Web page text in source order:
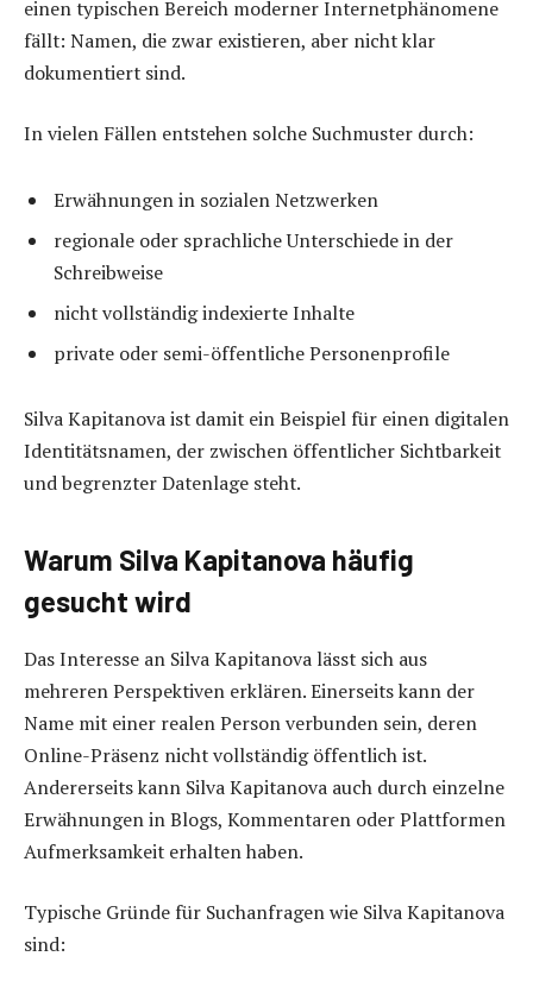
einen typischen Bereich moderner Internetphänomene
fällt: Namen, die zwar existieren, aber nicht klar
dokumentiert sind.
In vielen Fällen entstehen solche Suchmuster durch:
Erwähnungen in sozialen Netzwerken
regionale oder sprachliche Unterschiede in der
Schreibweise
nicht vollständig indexierte Inhalte
private oder semi-öffentliche Personenprofile
Silva Kapitanova ist damit ein Beispiel für einen digitalen
Identitätsnamen, der zwischen öffentlicher Sichtbarkeit
und begrenzter Datenlage steht.
Warum Silva Kapitanova häufig
gesucht wird
Das Interesse an Silva Kapitanova lässt sich aus
mehreren Perspektiven erklären. Einerseits kann der
Name mit einer realen Person verbunden sein, deren
Online-Präsenz nicht vollständig öffentlich ist.
Andererseits kann Silva Kapitanova auch durch einzelne
Erwähnungen in Blogs, Kommentaren oder Plattformen
Aufmerksamkeit erhalten haben.
Typische Gründe für Suchanfragen wie Silva Kapitanova
sind: